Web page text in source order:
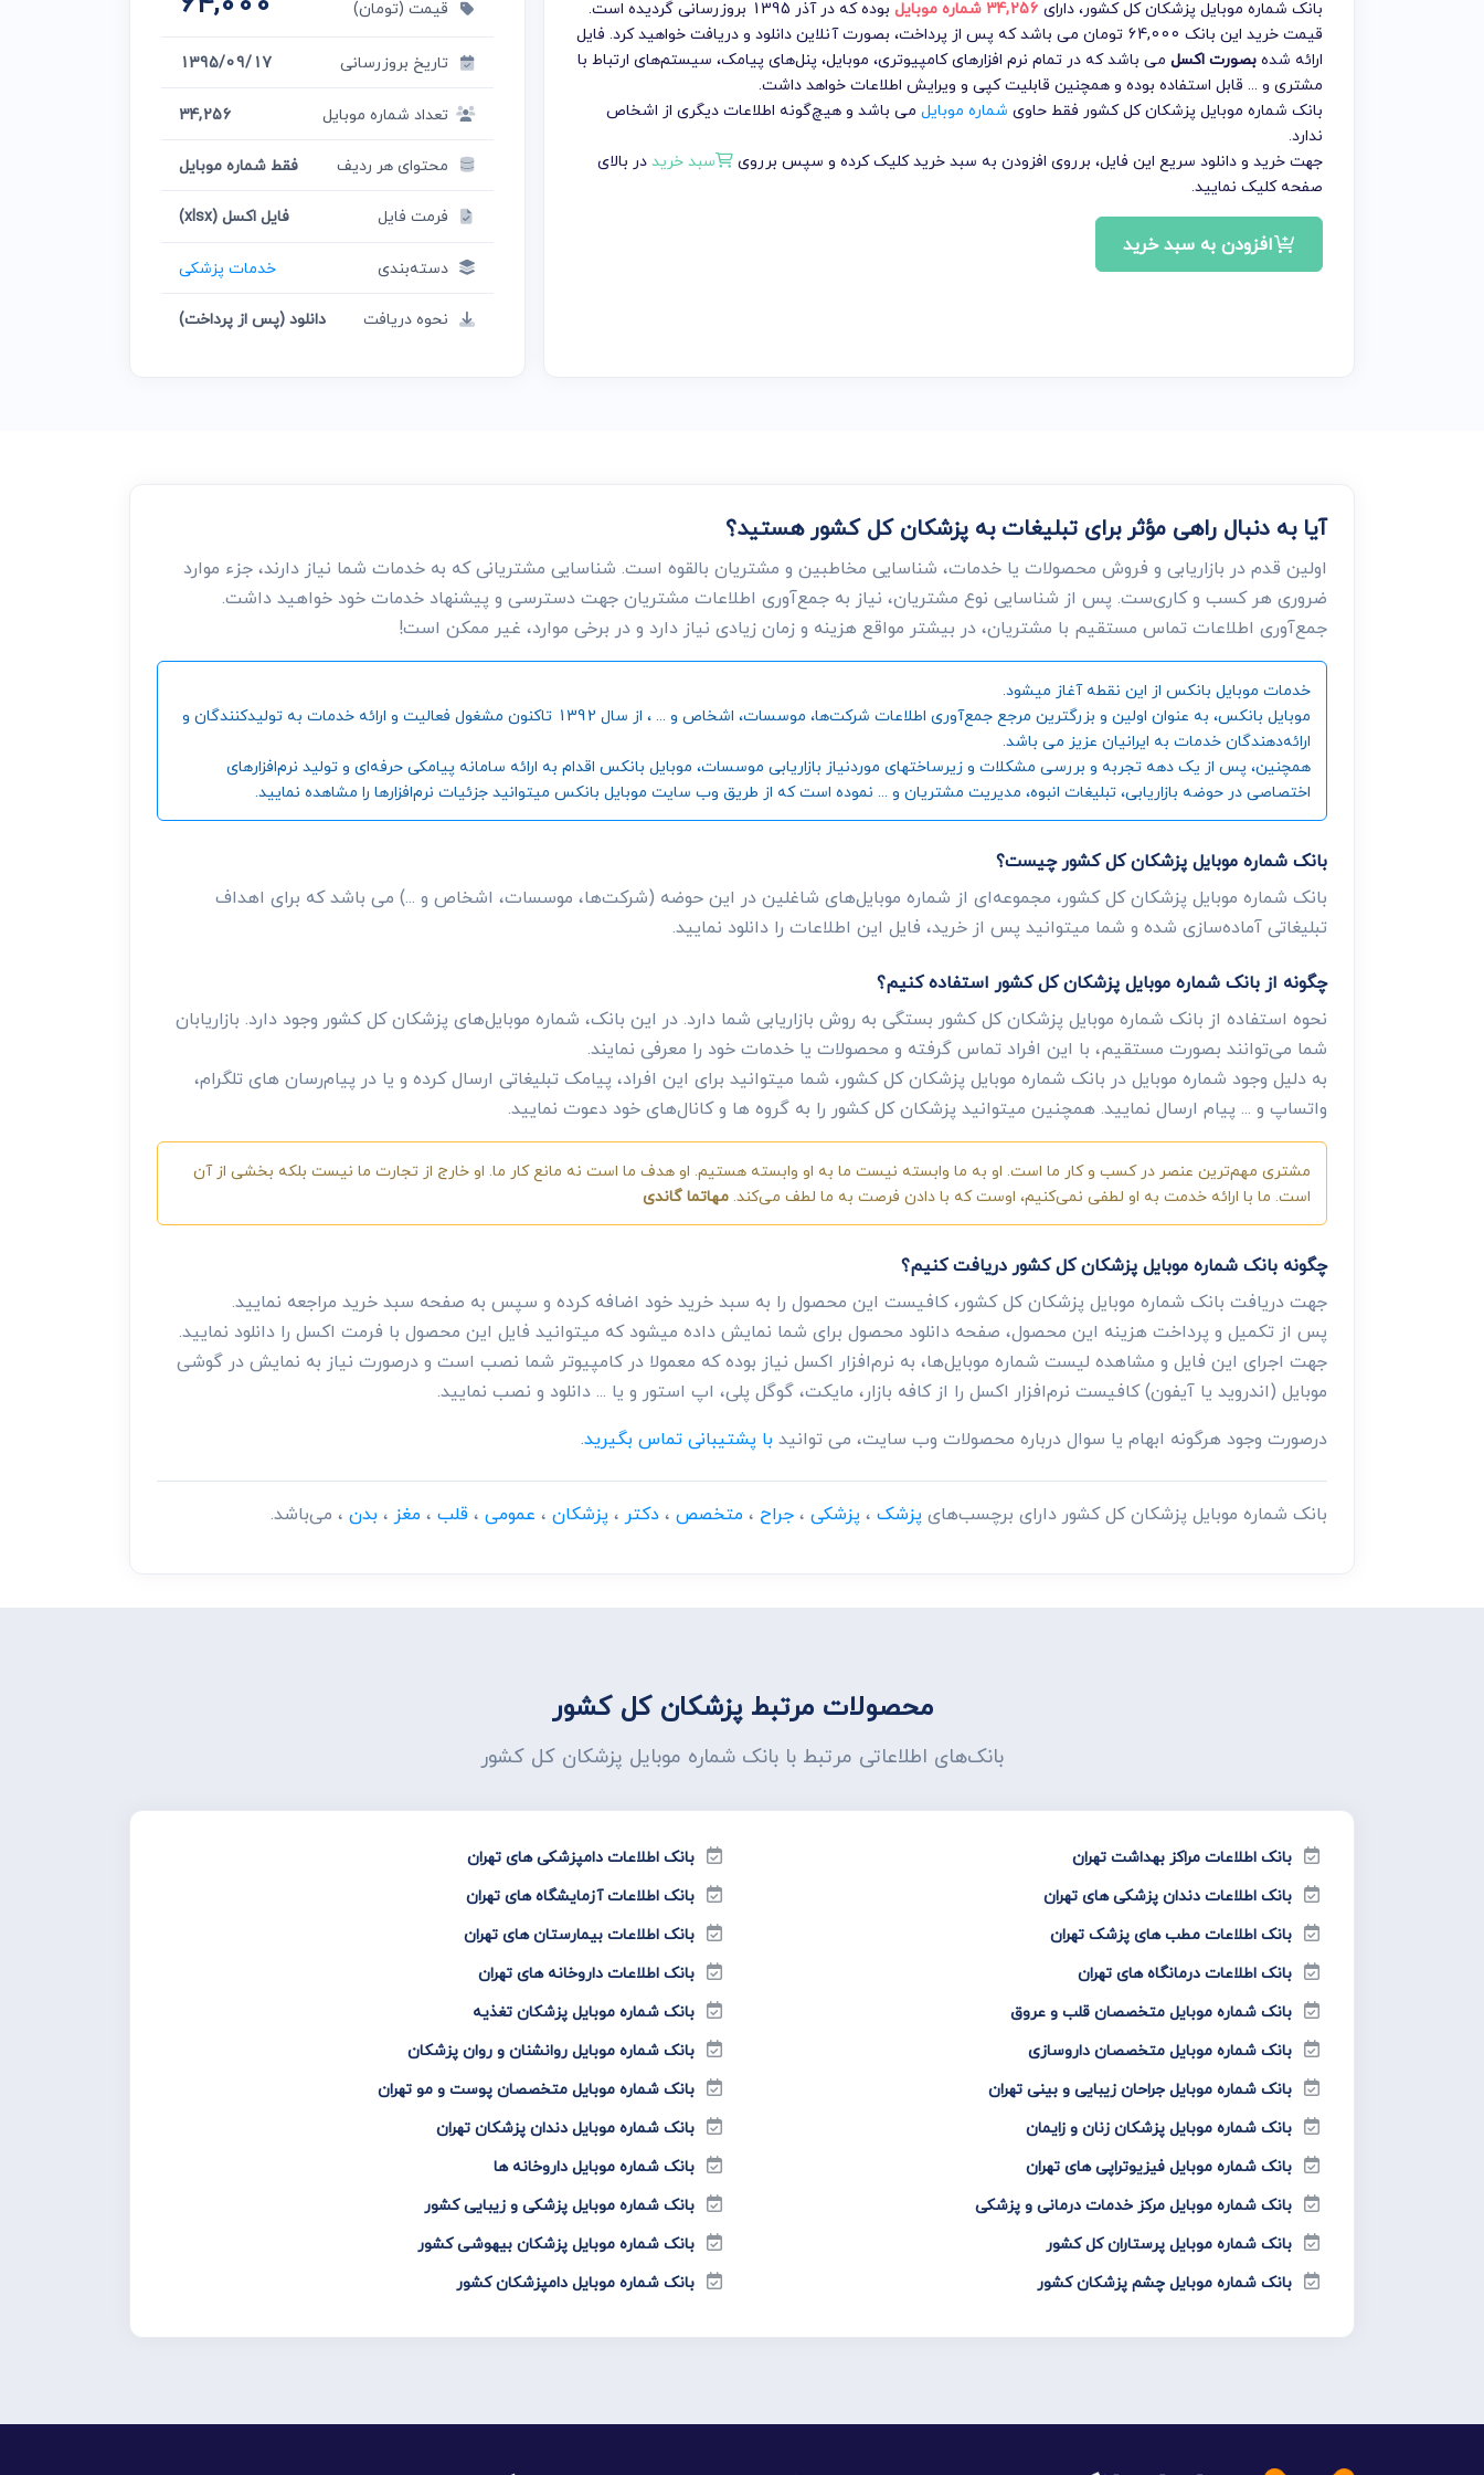
بانک شماره موبایل پزشکان کل کشور، دارای 34,256 شماره موبایل
بوده که در آذر 1395 بروزرسانی گردیده است.
قیمت خرید این بانک 64,000 تومان می باشد که پس از پرداخت، بصورت آنلاین دانلود و دریافت خواهید کرد. فایل
ارائه شدهبصورت اکسل می باشد که در تمام نرم افزارهای کامپیوتری، موبایل، پنل‌های پیامک، سیستم‌های ارتباط با
مشتری و ... قابل استفاده بوده و همچنین قابلیت کپی و ویرایش اطلاعات خواهد داشت.
بانک شماره موبایل پزشکان کل کشور فقط حاوی شماره موبایل می باشد و هیچ‌گونه اطلاعات دیگری از اشخاص
ندارد.
جهت خرید و دانلود سریع این فایل، برروی افزودن به سبد خرید کلیک کرده و سپس برروی
سبد خریددر بالای
صفحه کلیک نمایید.
افزودن به سبد خرید
قیمت (تومان)
تاریخ بروزرسانی
1395/09/17
تعداد شماره موبایل
34,256
محتوای هر ردیف
فقط شماره موبایل
فرمت فایل
فایل اکسل (xlsx)
دسته‌بندی
خدمات پزشکی
نحوه دریافت
دانلود (پس از پرداخت)
آیا به دنبال راهی مؤثر برای تبلیغات به پزشکان کل کشور هستید؟
اولین قدم در بازاریابی و فروش محصولات یا خدمات، شناسایی مخاطبین و مشتریان بالقوه است. شناسایی مشتریانی که به خدمات شما نیاز دارند، جزء موارد
ضروری هر کسب و کاری‌ست. پس از شناسایی نوع مشتریان، نیاز به جمع‌آوری اطلاعات مشتریان جهت دسترسی و پیشنهاد خدمات خود خواهید داشت.
جمع‌آوری اطلاعات تماس مستقیم با مشتریان، در بیشتر مواقع هزینه و زمان زیادی نیاز دارد و در برخی موارد، غیر ممکن است!
خدمات موبایل بانکس از این نقطه آغاز میشود.
موبایل بانکس، به عنوان اولین و بزرگترین مرجع جمع‌آوری اطلاعات شرکت‌ها، موسسات، اشخاص و ... ، از سال 1392 تاکنون مشغول فعالیت و ارائه خدمات به تولیدکنندگان و
ارائه‌دهندگان خدمات به ایرانیان عزیز می باشد.
همچنین، پس از یک دهه تجربه و بررسی مشکلات و زیرساختهای موردنیاز بازاریابی موسسات، موبایل بانکس اقدام به ارائه سامانه‌ پیامکی حرفه‌ای و تولید نرم‌افزارهای
اختصاصی در حوضه بازاریابی، تبلیغات انبوه، مدیریت مشتریان و ... نموده است که از طریق وب سایت موبایل بانکس میتوانید جزئیات نرم‌افزارها را مشاهده نمایید.
بانک شماره موبایل پزشکان کل کشور چیست؟
بانک شماره موبایل پزشکان کل کشور، مجموعه‌ای از شماره موبایل‌های شاغلین در این حوضه (شرکت‌ها، موسسات، اشخاص و ...) می باشد که برای اهداف
تبلیغاتی آماده‌سازی شده و شما میتوانید پس از خرید، فایل این اطلاعات را دانلود نمایید.
چگونه از بانک شماره موبایل پزشکان کل کشور استفاده کنیم؟
نحوه استفاده از بانک شماره موبایل پزشکان کل کشور بستگی به روش بازاریابی شما دارد. در این بانک، شماره موبایل‌های پزشکان کل کشور وجود دارد. بازاریابان
شما می‌توانند بصورت مستقیم، با این افراد تماس گرفته و محصولات یا خدمات خود را معرفی نمایند.
به دلیل وجود شماره موبایل در بانک شماره موبایل پزشکان کل کشور، شما میتوانید برای این افراد، پیامک تبلیغاتی ارسال کرده و یا در پیام‌رسان های تلگرام،
واتساپ و ... پیام ارسال نمایید. همچنین میتوانید پزشکان کل کشور را به گروه ها و کانال‌های خود دعوت نمایید.
مشتری مهم‌ترین عنصر در کسب و کار ما است. او به ما وابسته نیست ما به او وابسته هستیم. او هدف ما است نه مانع کار ما. او خارج از تجارت ما نیست بلکه بخشی از آن
است. ما با ارائه خدمت به او لطفی نمی‌کنیم، اوست که با دادن فرصت به ما لطف می‌کند. مهاتما گاندی
چگونه بانک شماره موبایل پزشکان کل کشور دریافت کنیم؟
جهت دریافت بانک شماره موبایل پزشکان کل کشور، کافیست این محصول را به سبد خرید خود اضافه کرده و سپس به صفحه سبد خرید مراجعه نمایید.
پس از تکمیل و پرداخت هزینه این محصول، صفحه دانلود محصول برای شما نمایش داده میشود که میتوانید فایل این محصول با فرمت اکسل را دانلود نمایید.
جهت اجرای این فایل و مشاهده لیست شماره موبایل‌ها، به نرم‌افزار اکسل نیاز بوده که معمولا در کامپیوتر شما نصب است و درصورت نیاز به نمایش در گوشی
موبایل (اندروید یا آیفون) کافیست نرم‌افزار اکسل را از کافه بازار، مایکت، گوگل پلی، اپ استور و یا ... دانلود و نصب نمایید.
درصورت وجود هرگونه ابهام یا سوال درباره محصولات وب سایت، می توانید با پشتیبانی تماس بگیرید.
بانک شماره موبایل پزشکان کل کشور دارای برچسب‌هایپزشک ،پزشکی ،جراح ، متخصص ،دکتر ،پزشکان ، عمومی ، قلب ، مغز ، بدن ، می‌باشد.
محصولات مرتبط پزشکان کل کشور
بانک‌های اطلاعاتی مرتبط با بانک شماره موبایل پزشکان کل کشور
بانک اطلاعات مراکز بهداشت تهران
بانک اطلاعات دامپزشکی های تهران
بانک اطلاعات دندان پزشکی های تهران
بانک اطلاعات آزمایشگاه های تهران
بانک اطلاعات مطب های پزشک تهران
بانک اطلاعات بیمارستان های تهران
بانک اطلاعات درمانگاه های تهران
بانک اطلاعات داروخانه های تهران
بانک شماره موبایل متخصصان قلب و عروق
بانک شماره موبایل پزشکان تغذیه
بانک شماره موبایل متخصصان داروسازی
بانک شماره موبایل روانشنان و روان پزشکان
بانک شماره موبایل جراحان زیبایی و بینی تهران
بانک شماره موبایل متخصصان پوست و مو تهران
بانک شماره موبایل پزشکان زنان و زایمان
بانک شماره موبایل دندان پزشکان تهران
بانک شماره موبایل فیزیوتراپی های تهران
بانک شماره موبایل داروخانه ها
بانک شماره موبایل مرکز خدمات درمانی و پزشکی
بانک شماره موبایل پزشکی و زیبایی کشور
بانک شماره موبایل پرستاران کل کشور
بانک شماره موبایل پزشکان بیهوشی کشور
بانک شماره موبایل چشم پزشکان کشور
بانک شماره موبایل دامپزشکان کشور